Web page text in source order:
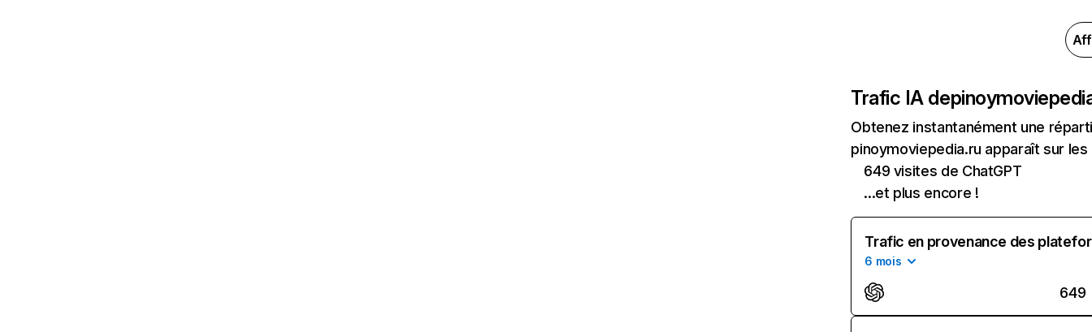
Trafic IA de
Obtenez instantanément une
pinoymoviepedia.ru apparaît sur
649 visites de ChatGPT
...et plus encore !
Trafic en provenance des
6 mois
649